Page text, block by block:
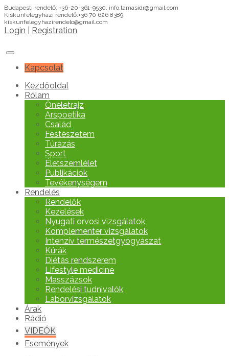
Budapesti rendelő: +36-20-361-9530, info.tamasidr@gmail.com
Kiskunfélegyházi rendelő:+36 70 626 8389,
kiskunfelegyhazirendelo@gmail.com
Login Registration
Kapcsolat
Kezdőoldal
Rólam
Önéletrajz
Arspoetika
Család
Festészetem
Túrázás
Sport
Életszemlélet
Publikációk
Tevékenységem
Rendelés
Rendelők
Kezelések
Nyugati orvosi vizsgálatok
Komplementer vizsgálatok
Intenzív természetgyógyászat
Kúrák
Diétás rendszerem
Lifestyle medicine
Masszázsok
Rendelési tudnivalók
Laborvizsgálatok
Árak
Rádió
VIDEÓK
Események